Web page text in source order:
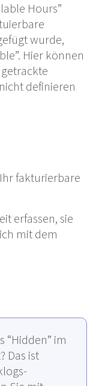
Hours”
wurde,
Hier können
definieren
fakturierbare
erfassen, sie
mit dem
“Hidden” im
Das ist